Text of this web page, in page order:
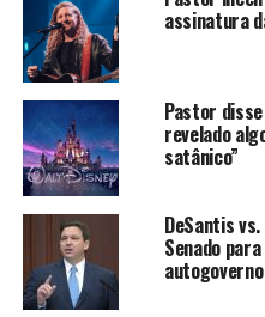
assinatura
Pastor
revelado
satânico”
DeSantis
Senado